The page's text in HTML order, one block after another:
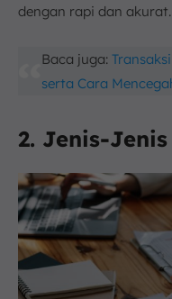
dengan rapi dan akurat.
Baca juga:
serta Cara
2. Jenis-